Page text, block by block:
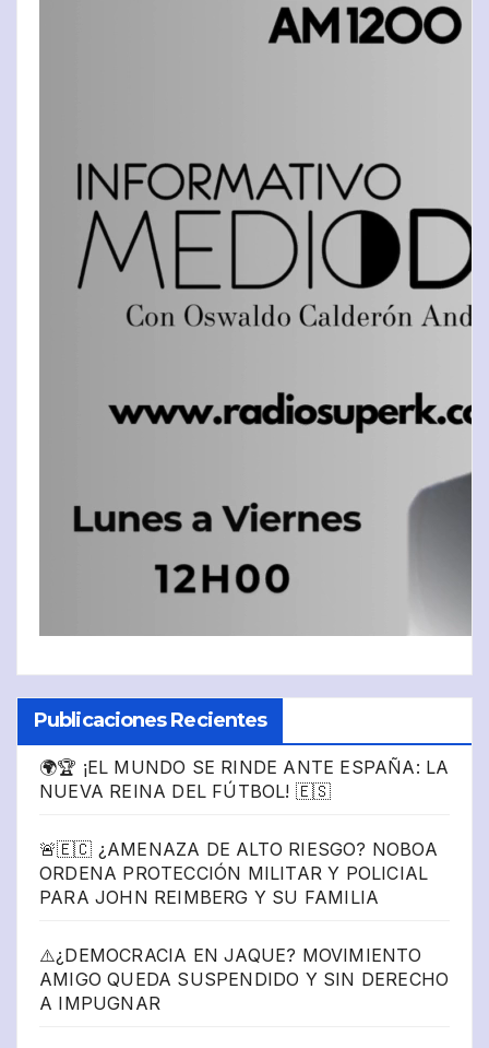
Publicaciones Recientes
🌍🏆 ¡EL MUNDO SE RINDE ANTE ESPAÑA: LA
NUEVA REINA DEL FÚTBOL! 🇪🇸
🚨🇪🇨 ¿AMENAZA DE ALTO RIESGO? NOBOA
ORDENA PROTECCIÓN MILITAR Y POLICIAL
PARA JOHN REIMBERG Y SU FAMILIA
⚠️¿DEMOCRACIA EN JAQUE? MOVIMIENTO
AMIGO QUEDA SUSPENDIDO Y SIN DERECHO
A IMPUGNAR